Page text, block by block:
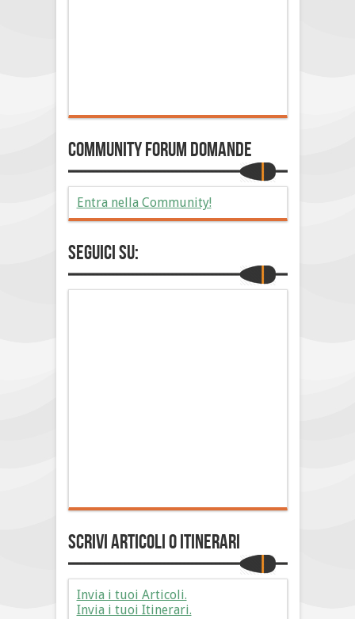
Community Forum Domande
Entra nella Community!
Seguici su:
Scrivi Articoli o Itinerari
Invia i tuoi Articoli.
Invia i tuoi Itinerari.